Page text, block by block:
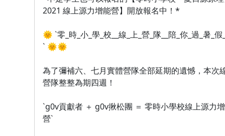
2021 線上源力增能營】開放報名中！*
🌞 `零_時_小_學_校__線_上_營_隊__陪_你_過_暑_假
` 🌞🌞
為了彌補六、七月實體營隊全部延期的遺憾，本次
營隊整整為期四週！
`g0v貢獻者 ＋ g0v揪松團 ＝ 零時小學校線上源力
營`